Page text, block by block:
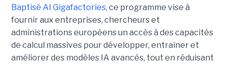
Baptisé AI Gigafactories, ce programme vise à
fournir aux entreprises, chercheurs et
administrations européens un accès à des capacités
de calcul massives pour développer, entraîner et
améliorer des modèles IA avancés, tout en réduisant